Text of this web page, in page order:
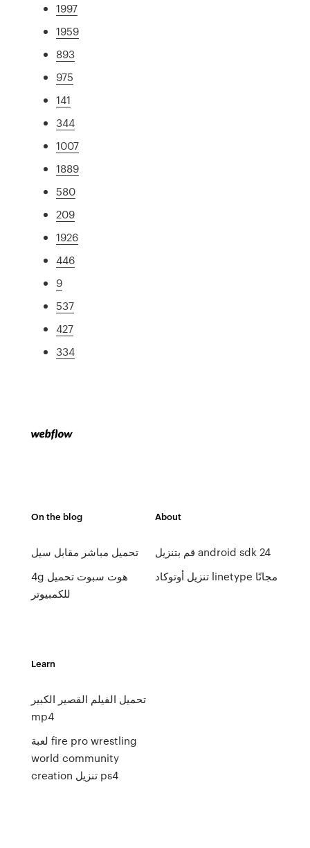
1997
1959
893
975
141
344
1007
1889
580
209
1926
446
9
537
427
334
On the blog
تحميل مباشر مقابل سيل
4g هوت سبوت تحميل
للكمبيوتر
About
قم بتنزيل android sdk 24
تنزيل أوتوكاد linetype مجانًا
Learn
تحميل الفيلم القصير الكبير
mp4
لعبة fire pro wrestling
world community
creation تنزيل ps4